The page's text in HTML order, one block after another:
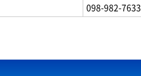
098-982-7633